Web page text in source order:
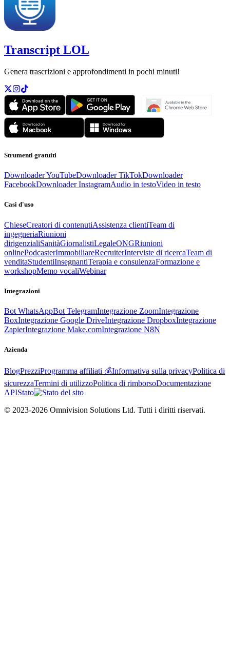
Transcript LOL
Genera trascrizioni e approfondimenti in pochi minuti!
Strumenti gratuiti
Downloader YouTubeDownloader TikTokDownloader
FacebookDownloader InstagramAudio in testoVideo in testo
Casi d'uso
ChieseCreatori di contenutiAssistenza clientiTeam di
ingegneriaRiunioni
dirigenzialiSanitàGiornalistiLegaleONGRiunioni
onlinePodcasterImmobiliareRecruiterInterviste di ricercaTeam di
venditaStudentiInsegnantiTerapia e consulenzaFormazione e
workshopMemo vocaliWebinar
Integrazioni
Bot WhatsAppBot TelegramIntegrazione ZoomIntegrazione
BoxIntegrazione Google DriveIntegrazione DropboxIntegrazione
ZapierIntegrazione Make.comIntegrazione N8N
Azienda
BlogPrezziProgramma affiliati 💰Informativa sulla privacyPolitica di
sicurezzaTermini di utilizzoPolitica di rimborsoDocumentazione
APIStato
© 2023-2026 Omnivision Solutions Ltd. Tutti i diritti riservati.